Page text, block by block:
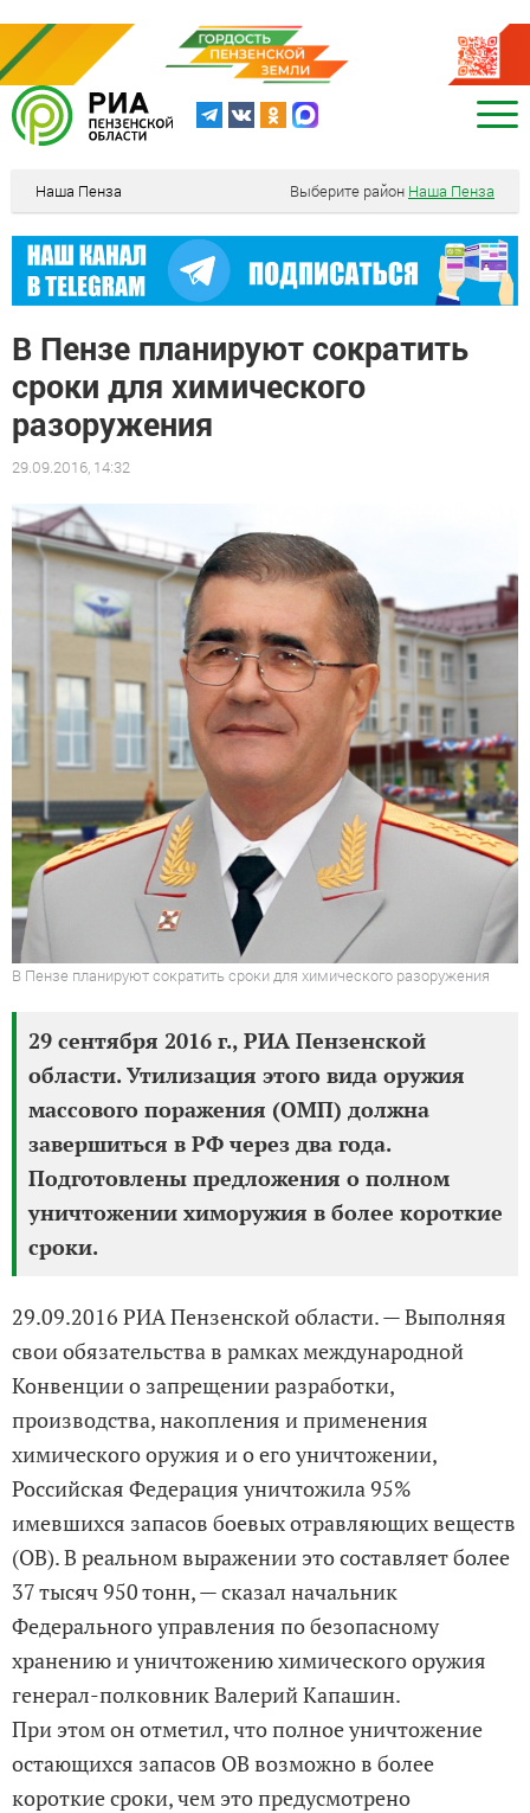
Наша Пенза Выберите район Наша Пенза
В Пензе планируют сократить
сроки для химического
разоружения
29.09.2016, 14:32
В Пензе планируют сократить сроки для химического разоружения
29 сентября 2016 г., РИА Пензенской
области. Утилизация этого вида оружия
массового поражения (ОМП) должна
завершиться в РФ через два года.
Подготовлены предложения о полном
уничтожении химоружия в более короткие
сроки.
29.09.2016 РИА Пензенской области. — Выполняя
свои обязательства в рамках международной
Конвенции о запрещении разработки,
производства, накопления и применения
химического оружия и о его уничтожении,
Российская Федерация уничтожила 95%
имевшихся запасов боевых отравляющих веществ
(ОВ). В реальном выражении это составляет более
37 тысяч 950 тонн, — сказал начальник
Федерального управления по безопасному
хранению и уничтожению химического оружия
генерал-полковник Валерий Капашин.
При этом он отметил, что полное уничтожение
остающихся запасов ОВ возможно в более
короткие сроки, чем это предусмотрено